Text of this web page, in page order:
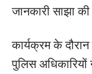
जानकारी साझा
कार्यक्रम के
पुलिस अधिकारियों